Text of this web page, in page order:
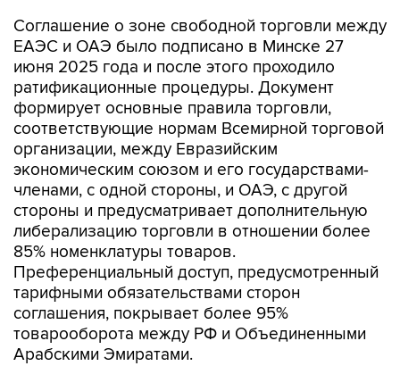
Соглашение о зоне свободной торговли между
ЕАЭС и ОАЭ было подписано в Минске 27
июня 2025 года и после этого проходило
ратификационные процедуры. Документ
формирует основные правила торговли,
соответствующие нормам Всемирной торговой
организации, между Евразийским
экономическим союзом и его государствами-
членами, с одной стороны, и ОАЭ, с другой
стороны и предусматривает дополнительную
либерализацию торговли в отношении более
85% номенклатуры товаров.
Преференциальный доступ, предусмотренный
тарифными обязательствами сторон
соглашения, покрывает более 95%
товарооборота между РФ и Объединенными
Арабскими Эмиратами.